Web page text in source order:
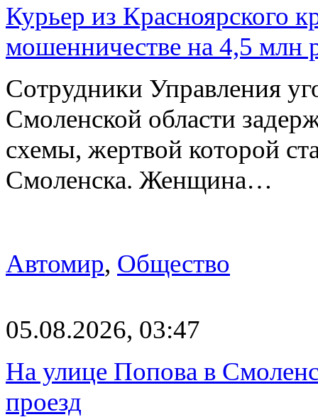
Курьер из Красноярского
мошенничестве на 4,5 млн
Сотрудники Управления
Смоленской области
схемы, жертвой которой
Смоленска. Женщина…
Автомир, Общество
05.08.2026, 03:47
На улице Попова в
проезд